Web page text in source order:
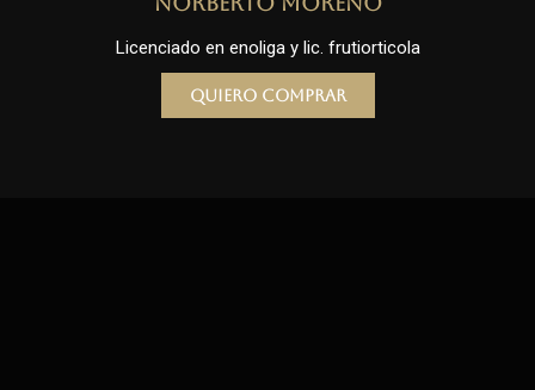
Licenciado en enoliga y lic. frutiorticola
Quiero comprar